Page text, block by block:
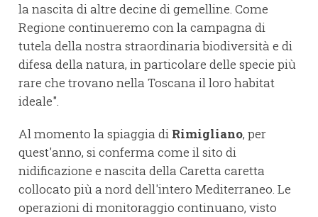
la nascita di altre decine di gemelline. Come
Regione continueremo con la campagna di
tutela della nostra straordinaria biodiversità e di
difesa della natura, in particolare delle specie più
rare che trovano nella Toscana il loro habitat
ideale".
Al momento la spiaggia di Rimigliano, per
quest'anno, si conferma come il sito di
nidificazione e nascita della Caretta caretta
collocato più a nord dell'intero Mediterraneo. Le
operazioni di monitoraggio continuano, visto